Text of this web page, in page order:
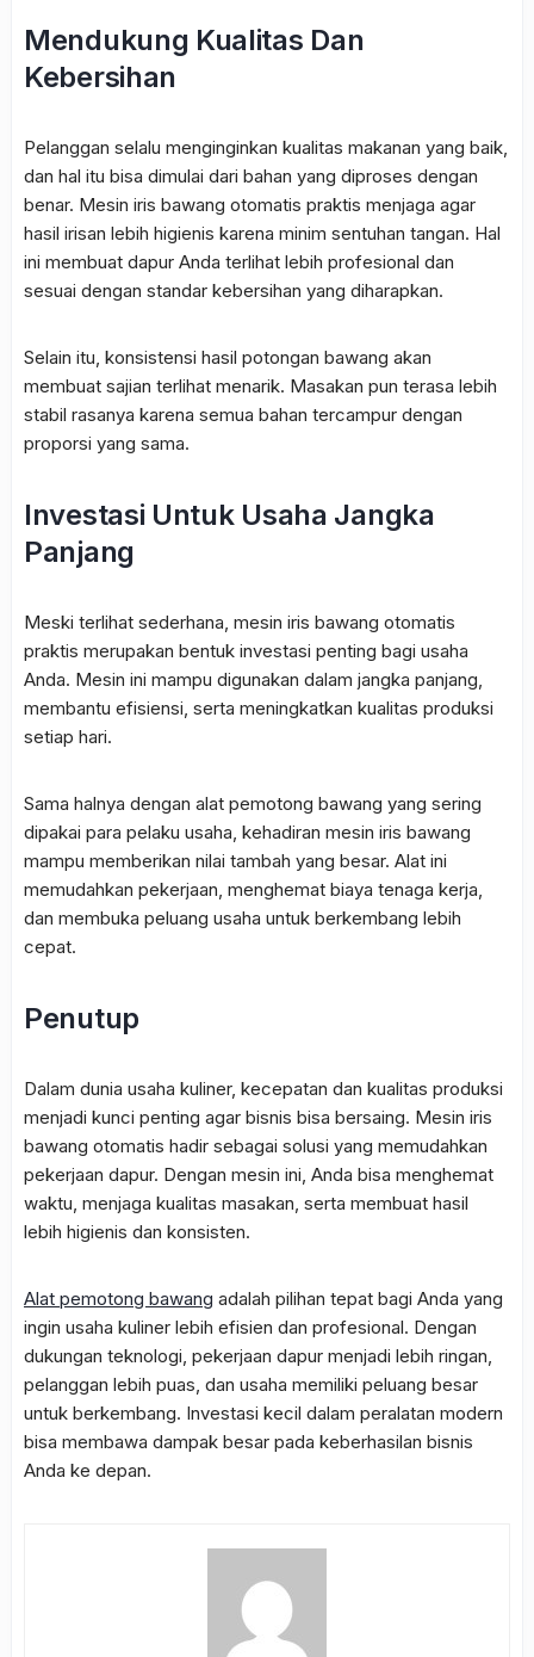
Mendukung Kualitas Dan
Kebersihan
Pelanggan selalu menginginkan kualitas makanan yang baik,
dan hal itu bisa dimulai dari bahan yang diproses dengan
benar. Mesin iris bawang otomatis praktis menjaga agar
hasil irisan lebih higienis karena minim sentuhan tangan. Hal
ini membuat dapur Anda terlihat lebih profesional dan
sesuai dengan standar kebersihan yang diharapkan.
Selain itu, konsistensi hasil potongan bawang akan
membuat sajian terlihat menarik. Masakan pun terasa lebih
stabil rasanya karena semua bahan tercampur dengan
proporsi yang sama.
Investasi Untuk Usaha Jangka
Panjang
Meski terlihat sederhana, mesin iris bawang otomatis
praktis merupakan bentuk investasi penting bagi usaha
Anda. Mesin ini mampu digunakan dalam jangka panjang,
membantu efisiensi, serta meningkatkan kualitas produksi
setiap hari.
Sama halnya dengan alat pemotong bawang yang sering
dipakai para pelaku usaha, kehadiran mesin iris bawang
mampu memberikan nilai tambah yang besar. Alat ini
memudahkan pekerjaan, menghemat biaya tenaga kerja,
dan membuka peluang usaha untuk berkembang lebih
cepat.
Penutup
Dalam dunia usaha kuliner, kecepatan dan kualitas produksi
menjadi kunci penting agar bisnis bisa bersaing. Mesin iris
bawang otomatis hadir sebagai solusi yang memudahkan
pekerjaan dapur. Dengan mesin ini, Anda bisa menghemat
waktu, menjaga kualitas masakan, serta membuat hasil
lebih higienis dan konsisten.
Alat pemotong bawang adalah pilihan tepat bagi Anda yang
ingin usaha kuliner lebih efisien dan profesional. Dengan
dukungan teknologi, pekerjaan dapur menjadi lebih ringan,
pelanggan lebih puas, dan usaha memiliki peluang besar
untuk berkembang. Investasi kecil dalam peralatan modern
bisa membawa dampak besar pada keberhasilan bisnis
Anda ke depan.